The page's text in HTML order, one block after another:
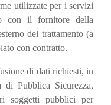
utilizzate per i servizi
con il fornitore della
del trattamento (a
con contratto.
di dati richiesti, in
di Pubblica Sicurezza,
soggetti pubblici per